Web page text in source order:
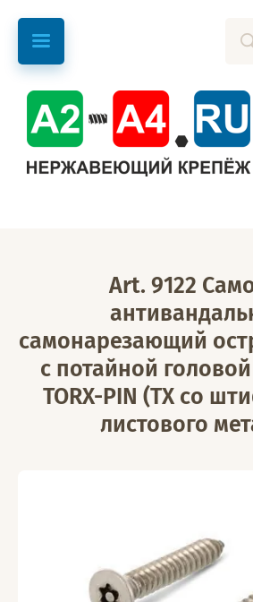
Art. 9122
самонарезающий
с потайной
TORX-PIN (TX со
листового